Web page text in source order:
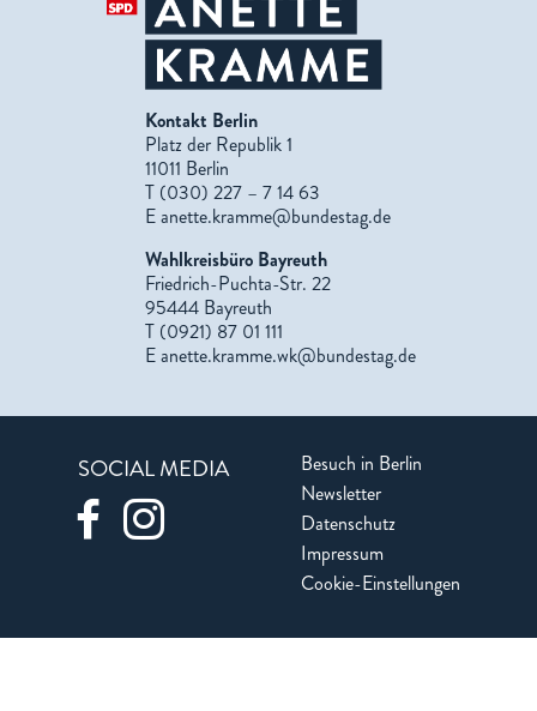
Kontakt Berlin
Platz der Republik 1
11011 Berlin
T (030) 227 – 7 14 63
Eanette.kramme@bundestag.de
Wahlkreisbüro Bayreuth
Friedrich-Puchta-Str. 22
95444 Bayreuth
T (0921) 87 01 111
Eanette.kramme.wk@bundestag.de
SOCIAL MEDIA
Besuch in Berlin
Newsletter
Datenschutz
Impressum
Cookie-Einstellungen